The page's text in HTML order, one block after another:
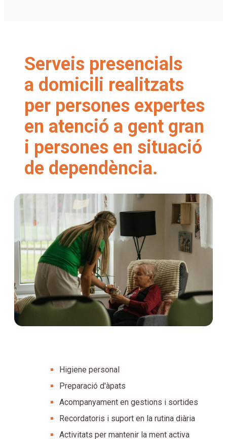
Serveis presencials
a domicili realitzats
per persones expertes
en atenció a gent gran
i persones en situació
de dependència.
Higiene personal
Preparació d'àpats
Acompanyament en gestions i sortides
Recordatoris i suport en la rutina diària
Activitats per mantenir la ment activa